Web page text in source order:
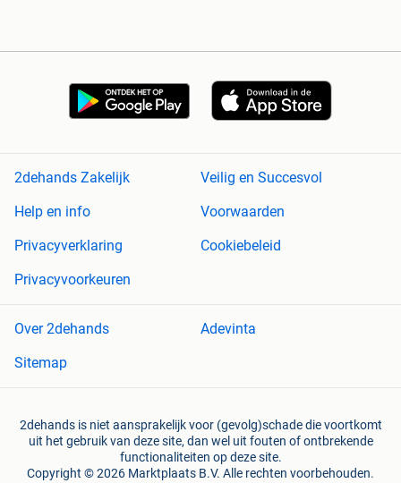
2dehands Zakelijk
Veilig en Succesvol
Help en info
Voorwaarden
Privacyverklaring
Cookiebeleid
Privacyvoorkeuren
Over 2dehands
Adevinta
Sitemap
2dehands is niet aansprakelijk voor (gevolg)schade die voortkomt
uit het gebruik van deze site, dan wel uit fouten of ontbrekende
functionaliteiten op deze site.
Copyright © 2026 Marktplaats B.V. Alle rechten voorbehouden.